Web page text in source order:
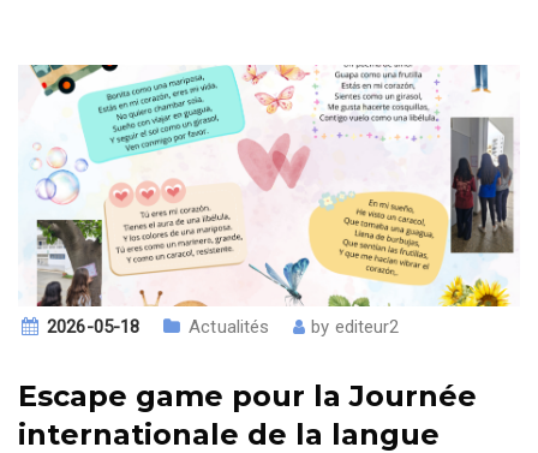
2026-05-18 Actualités by editeur2
Escape game pour la Journée
internationale de la langue